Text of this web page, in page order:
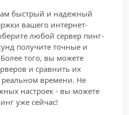
быстрый и надежный
вашего интернет-
любой сервер пинг-
получите точные и
того, вы можете
и сравнить их
реальном времени. Не
настроек - вы можете
уже сейчас!